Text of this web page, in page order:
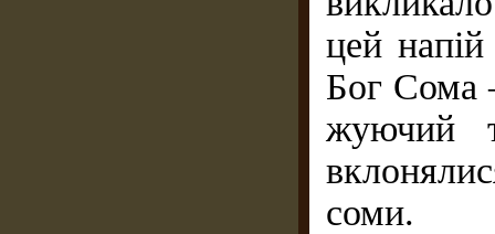
цей
Бог Сома
жуючий
соми.